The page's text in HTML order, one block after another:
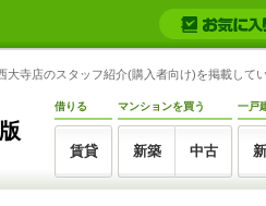
大寺店のスタッフ紹介(購入者向け)を掲載して
借りる
賃貸
マンションを買う
新築 中古
一戸